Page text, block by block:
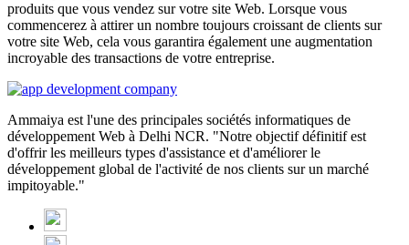
produits que vous vendez sur votre site Web. Lorsque vous
commencerez à attirer un nombre toujours croissant de clients sur
votre site Web, cela vous garantira également une augmentation
incroyable des transactions de votre entreprise.
Ammaiya est l'une des principales sociétés informatiques de
développement Web à Delhi NCR. "Notre objectif définitif est
d'offrir les meilleurs types d'assistance et d'améliorer le
développement global de l'activité de nos clients sur un marché
impitoyable."